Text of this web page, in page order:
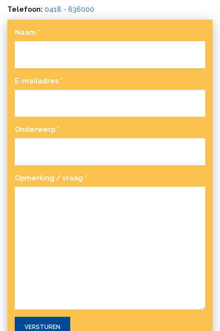
Telefoon: 0418 - 636000
Naam *
E-mailadres *
Onderwerp *
Opmerking / vraag *